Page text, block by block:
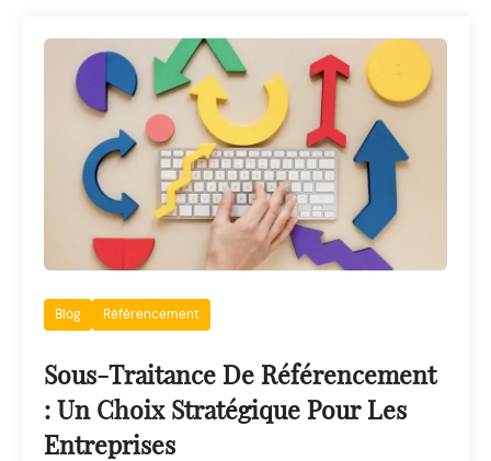
Blog Référencement
Sous-Traitance De Référencement
: Un Choix Stratégique Pour Les
Entreprises